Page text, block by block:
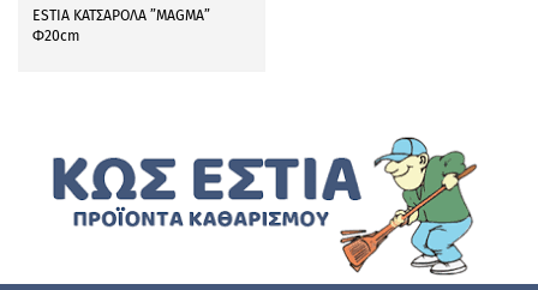
ESTIA ΚΑΤΣΑΡΟΛΑ ”MAGMA”
Φ20cm